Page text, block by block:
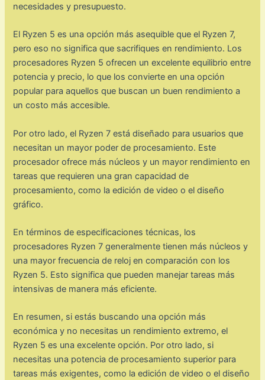
necesidades y presupuesto.
El Ryzen 5 es una opción más asequible que el Ryzen 7,
pero eso no significa que sacrifiques en rendimiento. Los
procesadores Ryzen 5 ofrecen un excelente equilibrio entre
potencia y precio, lo que los convierte en una opción
popular para aquellos que buscan un buen rendimiento a
un costo más accesible.
Por otro lado, el Ryzen 7 está diseñado para usuarios que
necesitan un mayor poder de procesamiento. Este
procesador ofrece más núcleos y un mayor rendimiento en
tareas que requieren una gran capacidad de
procesamiento, como la edición de video o el diseño
gráfico.
En términos de especificaciones técnicas, los
procesadores Ryzen 7 generalmente tienen más núcleos y
una mayor frecuencia de reloj en comparación con los
Ryzen 5. Esto significa que pueden manejar tareas más
intensivas de manera más eficiente.
En resumen, si estás buscando una opción más
económica y no necesitas un rendimiento extremo, el
Ryzen 5 es una excelente opción. Por otro lado, si
necesitas una potencia de procesamiento superior para
tareas más exigentes, como la edición de video o el diseño